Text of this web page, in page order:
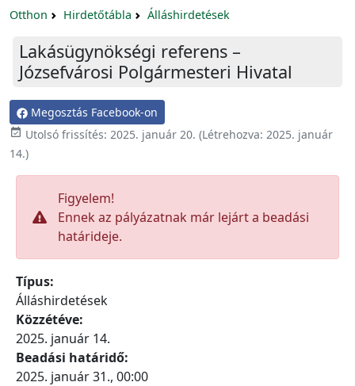
Otthon Hirdetőtábla Álláshirdetések
Lakásügynökségi referens –
Józsefvárosi Polgármesteri Hivatal
Megosztás Facebook-on
 Utolsó frissítés: 2025. január 20. (Létrehozva: 2025. január
14.)
Figyelem!
Ennek az pályázatnak már lejárt a beadási
határideje.
Típus:
Álláshirdetések
Közzétéve:
2025. január 14.
Beadási határidő:
2025. január 31., 00:00